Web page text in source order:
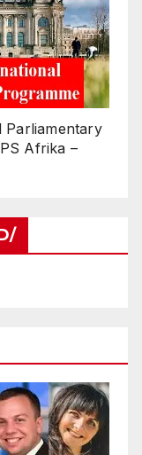
Parliamentary
Afrika –